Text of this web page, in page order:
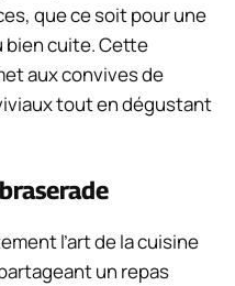
que ce soit pour une
bien cuite. Cette
aux convives de
tout en dégustant
l’art de la cuisine
un repas